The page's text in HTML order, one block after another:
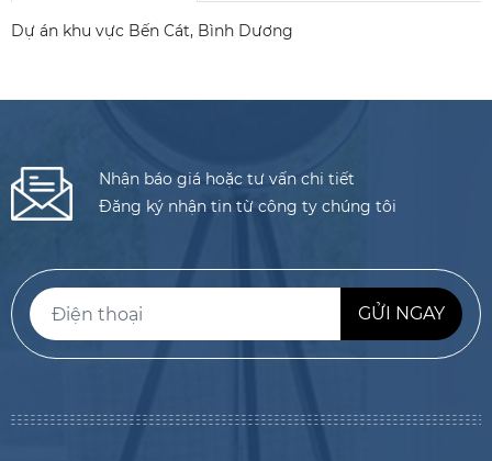
Dự án khu vực Bến Cát, Bình Dương
Nhận báo giá hoặc tư vấn chi tiết
Đăng ký nhận tin từ công ty chúng tôi